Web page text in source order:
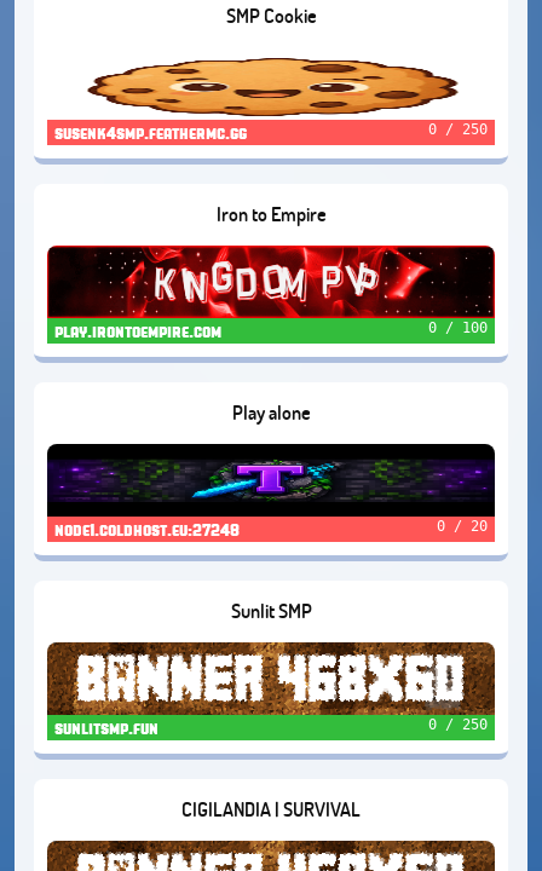
SMP Cookie
susenk4smp.feathermc.gg 0 / 250
Iron to Empire
play.irontoempire.com 0 / 100
Play alone
node1.coldhost.eu:27248 0 / 20
Sunlit SMP
sunlitsmp.fun 0 / 250
CIGILANDIA | SURVIVAL